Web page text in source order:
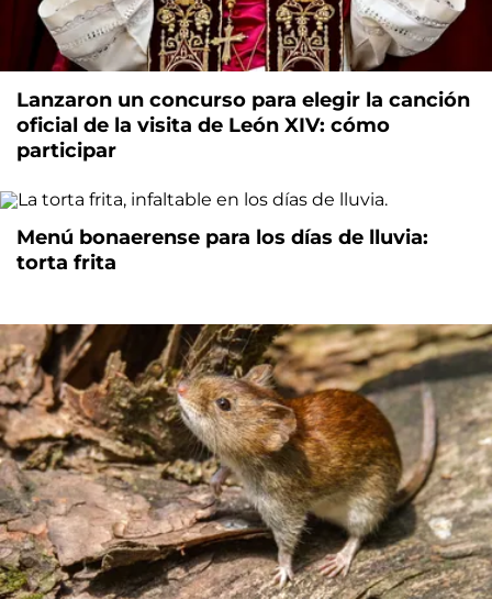
Lanzaron un concurso para elegir la canción
oficial de la visita de León XIV: cómo
participar
Menú bonaerense para los días de lluvia:
torta frita